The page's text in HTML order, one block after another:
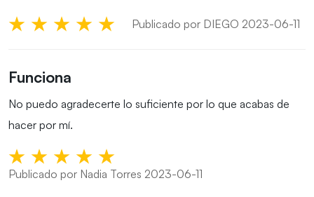
Publicado por DIEGO 2023-06-11
Funciona
No puedo agradecerte lo suficiente por lo que acabas de
hacer por mí.
Publicado por Nadia Torres 2023-06-11